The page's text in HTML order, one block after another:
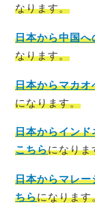
なります。
日本から中国
なります。
日本からマカ
になります。
日本からイン
こちらになりま
日本からマレ
ちらになります